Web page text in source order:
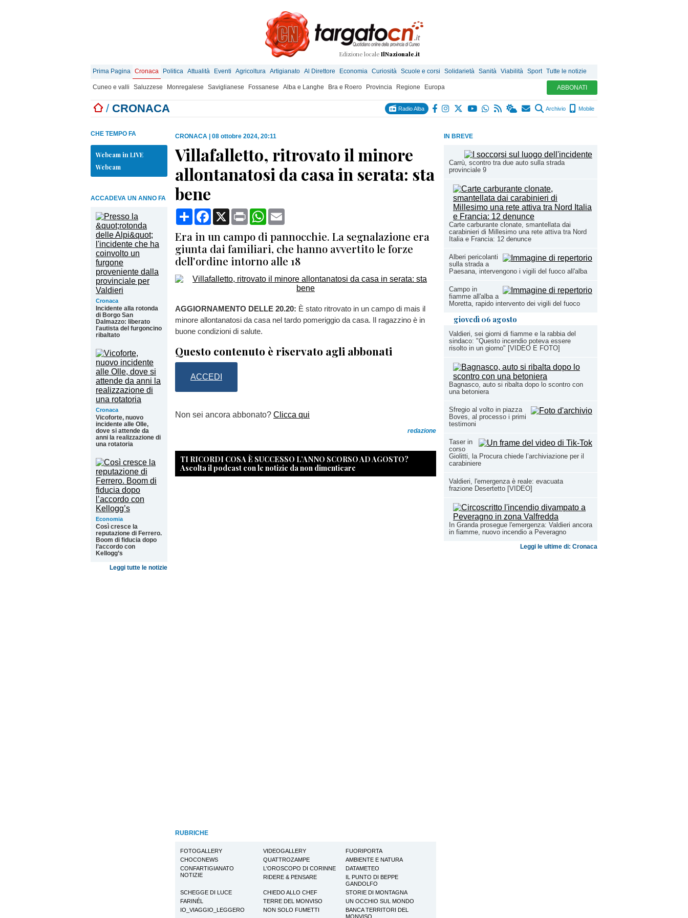
Edizione locale IlNazionale.it
Prima Pagina Cronaca Politica Attualità Eventi Agricoltura Artigianato Al Direttore Economia Curiosità Scuole e corsi Solidarietà Sanità Viabilità Sport Tutte le notizie
Cuneo e valli Saluzzese Monregalese Saviglianese Fossanese Alba e Langhe Bra e Roero Provincia Regione Europa ABBONATI
/ CRONACA Radio Alba Archivio Mobile
IN BREVE
Carrù, scontro tra due auto sulla strada
provinciale 9
Carte carburante clonate, smantellata dai
carabinieri di Millesimo una rete attiva tra Nord
Italia e Francia: 12 denunce
Alberi pericolanti
sulla strada a
Paesana, intervengono i vigili del fuoco all'alba
Campo in
fiamme all'alba a
Moretta, rapido intervento dei vigili del fuoco
giovedì 06 agosto
Valdieri, sei giorni di fiamme e la rabbia del
sindaco: "Questo incendio poteva essere
risolto in un giorno" [VIDEO E FOTO]
Bagnasco, auto si ribalta dopo lo scontro con
una betoniera
Sfregio al volto in piazza
Boves, al processo i primi
testimoni
Taser in
corso
Giolitti, la Procura chiede l’archiviazione per il
carabiniere
Valdieri, l'emergenza è reale: evacuata
frazione Desertetto [VIDEO]
In Granda prosegue l'emergenza: Valdieri ancora
in fiamme, nuovo incendio a Peveragno
Leggi le ultime di: Cronaca
CHE TEMPO FA
Webcam in LIVE
Webcam
ACCADEVA UN ANNO FA
Cronaca
Incidente alla rotonda
di Borgo San
Dalmazzo: liberato
l'autista del furgoncino
ribaltato
Cronaca
Vicoforte, nuovo
incidente alle Olle,
dove si attende da
anni la realizzazione di
una rotatoria
Economia
Così cresce la
reputazione di Ferrero.
Boom di fiducia dopo
l’accordo con
Kellogg’s
Leggi tutte le notizie
CRONACA 08 ottobre 2024, 20:11
Villafalletto, ritrovato il minore
allontanatosi da casa in serata: sta
bene
CondividiFacebook
X Print WhatsApp
Era in un campo di pannocchie. La segnalazione era
giunta dai familiari, che hanno avvertito le forze
dell'ordine intorno alle 18
AGGIORNAMENTO DELLE 20.20: È stato ritrovato in un campo di mais il
minore allontanatosi da casa nel tardo pomeriggio da casa. Il ragazzino è in
buone condizioni di salute.
Questo contenuto è riservato agli abbonati
ACCEDI
Non sei ancora abbonato? Clicca qui
redazione
TI RICORDI COSA È SUCCESSO L’ANNO SCORSO AD AGOSTO?
Ascolta il podcast con le notizie da non dimenticare
RUBRICHE
FOTOGALLERY VIDEOGALLERY
FUORIPORTA
CHOCONEWS
QUATTROZAMPE
AMBIENTE E NATURA
CONFARTIGIANATO
NOTIZIE
L'OROSCOPO DI CORINNE
DATAMETEO
RIDERE & PENSARE
IL PUNTO DI BEPPE
GANDOLFO
SCHEGGE DI LUCE
CHIEDO ALLO CHEF
STORIE DI MONTAGNA
FARINÉL
TERRE DEL MONVISO
UN OCCHIO SUL MONDO
IO_VIAGGIO_LEGGERO
NON SOLO FUMETTI
BANCA TERRITORI DEL
MONVISO